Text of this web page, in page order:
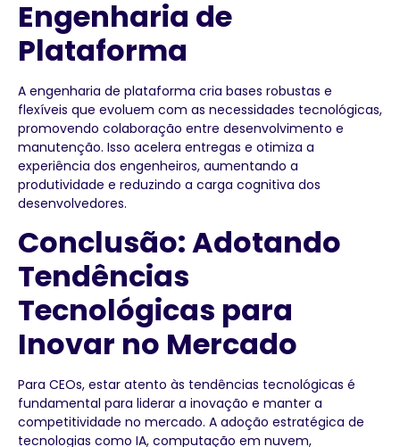
Engenharia de
Plataforma
A engenharia de plataforma cria bases robustas e
flexíveis que evoluem com as necessidades tecnológicas,
promovendo colaboração entre desenvolvimento e
manutenção. Isso acelera entregas e otimiza a
experiência dos engenheiros, aumentando a
produtividade e reduzindo a carga cognitiva dos
desenvolvedores.
Conclusão: Adotando
Tendências
Tecnológicas para
Inovar no Mercado
Para CEOs, estar atento às tendências tecnológicas é
fundamental para liderar a inovação e manter a
competitividade no mercado. A adoção estratégica de
tecnologias como IA, computação em nuvem,